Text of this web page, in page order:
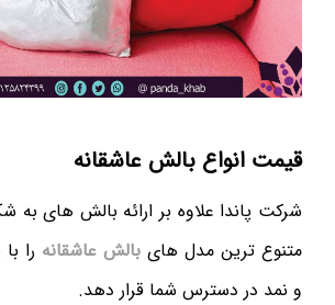
قیمت انواع بالش عاشقانه
شرکت پاندا علاوه بر ارائه بالش های به
متنوع ترین مدل های بالش عاشقانه را
و نمد در دسترس شما قرار دهد.